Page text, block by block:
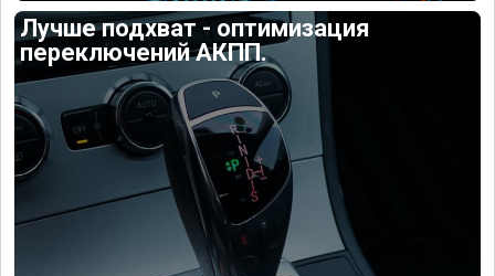
Лучше подхват - оптимизация
переключений АКПП.